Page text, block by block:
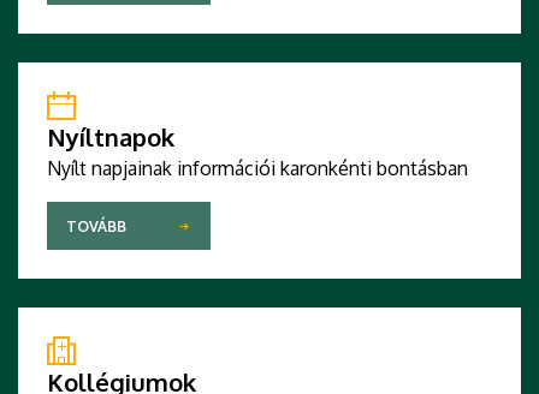
Nyíltnapok
Nyílt napjainak információi karonkénti bontásban
TOVÁBB
Kollégiumok